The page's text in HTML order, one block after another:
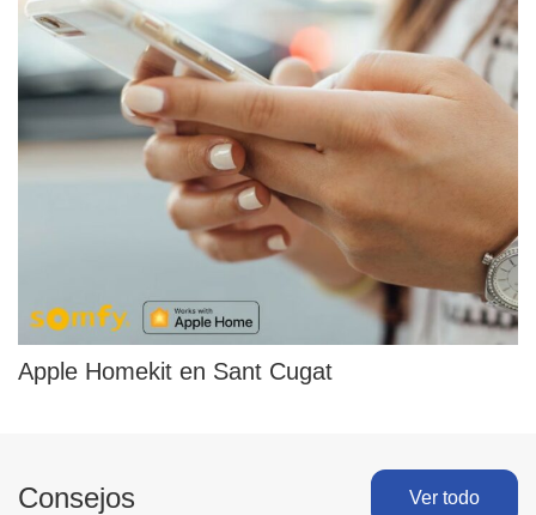
Apple Homekit en Sant Cugat
Consejos Ver todo